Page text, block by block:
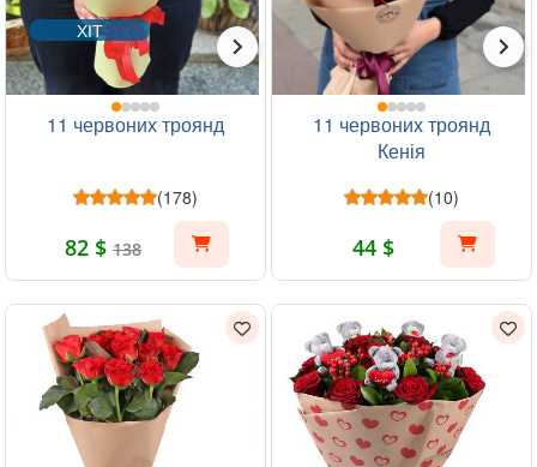
ХІТ
11 червоних троянд
(178)
82 $ 138
11 червоних троянд
Кенія
(10)
44 $